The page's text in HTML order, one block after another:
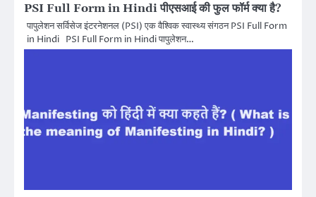
PSI Full Form in Hindi पीएसआई की फुल फॉर्म क्या है?
पापुलेशन सर्विसेज इंटरनेशनल (PSI) एक वैश्विक स्वास्थ्य संगठन PSI Full Form
in Hindi PSI Full Form in Hindi पापुलेशन…